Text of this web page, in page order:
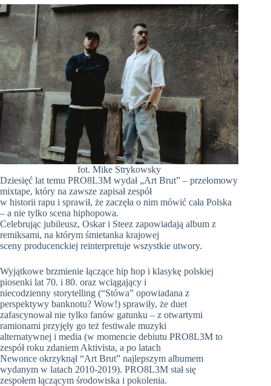
fot. Mike Strykowsky
Dziesięć lat temu PRO8L3M wydał „Art Brut” – przełomowy
mixtape, który na zawsze zapisał zespół
w historii rapu i sprawił, że zaczęła o nim mówić cała Polska
– a nie tylko scena hiphopowa.
Celebrując jubileusz, Oskar i Steez zapowiadają album z
remiksami, na którym śmietanka krajowej
sceny producenckiej reinterpretuje wszystkie utwory.
Wyjątkowe brzmienie łączące hip hop i klasykę polskiej
piosenki lat 70. i 80. oraz wciągający i
niecodzienny storytelling (“Stówa” opowiadana z
perspektywy banknotu? Wow!) sprawiły, że duet
zafascynował nie tylko fanów gatunku – z otwartymi
ramionami przyjęły go też festiwale muzyki
alternatywnej i media (w momencie debiutu PRO8L3M to
zespół roku zdaniem Aktivista, a po latach
Newonce okrzyknął “Art Brut” najlepszym albumem
wydanym w latach 2010-2019). PRO8L3M stał się
zespołem łączącym środowiska i pokolenia.